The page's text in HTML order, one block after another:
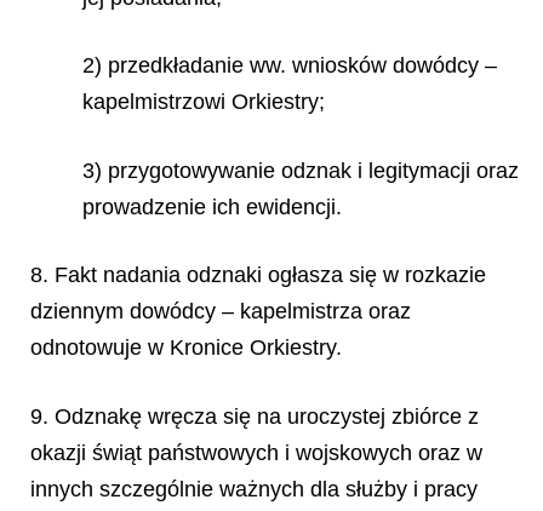
2) przedkładanie ww. wniosków dowódcy –
kapelmistrzowi Orkiestry;
3) przygotowywanie odznak i legitymacji oraz
prowadzenie ich ewidencji.
8. Fakt nadania odznaki ogłasza się w rozkazie
dziennym dowódcy – kapelmistrza oraz
odnotowuje w Kronice Orkiestry.
9. Odznakę wręcza się na uroczystej zbiórce z
okazji świąt państwowych i wojskowych oraz w
innych szczególnie ważnych dla służby i pracy